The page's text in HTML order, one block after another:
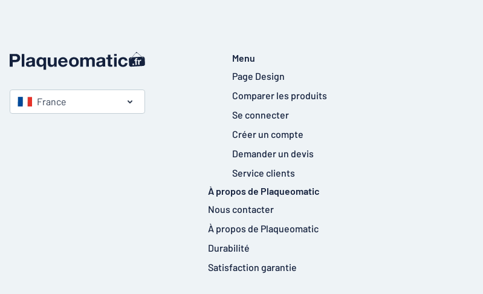
France
Menu
Page Design
Comparer les produits
Se connecter
Créer un compte
Demander un devis
Service clients
À propos de Plaqueomatic
Nous contacter
À propos de Plaqueomatic
Durabilité
Satisfaction garantie